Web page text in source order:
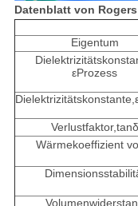
Datenblatt von Rogers
Eigentum
εProzess
Verlustfaktor,tanδ
Wärmekoeffizient